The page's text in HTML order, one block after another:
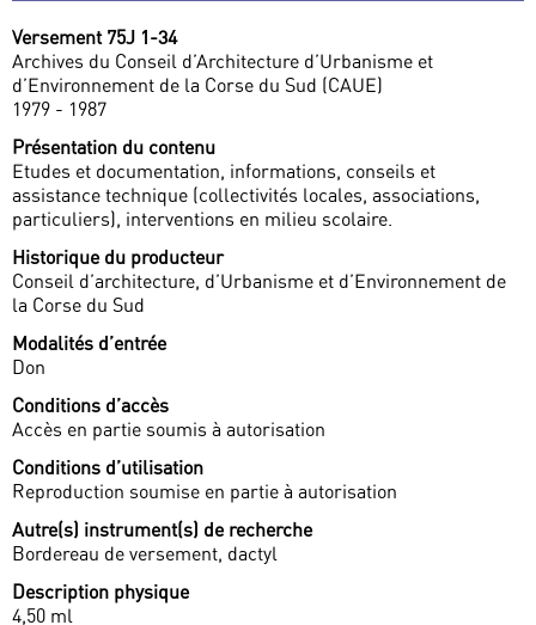
Versement 75J 1-34
Archives du Conseil d’Architecture d’Urbanisme et
d’Environnement de la Corse du Sud (CAUE)
1979 - 1987
Présentation du contenu
Etudes et documentation, informations, conseils et
assistance technique (collectivités locales, associations,
particuliers), interventions en milieu scolaire.
Historique du producteur
Conseil d’architecture, d’Urbanisme et d’Environnement de
la Corse du Sud
Modalités d’entrée
Don
Conditions d’accès
Accès en partie soumis à autorisation
Conditions d’utilisation
Reproduction soumise en partie à autorisation
Autre(s) instrument(s) de recherche
Bordereau de versement, dactyl
Description physique
4,50 ml